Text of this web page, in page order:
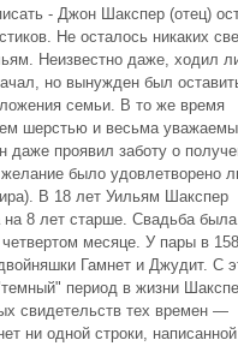
- Джон Шакспер (отец)
Не осталось никаких
Неизвестно даже, ходил
но вынужден был
семьи. В то же время
шерстью и весьма
даже проявил заботу о
было удовлетворено
В 18 лет Уильям Шакспер
8 лет старше. Свадьба была
месяце. У пары в
Гамнет и Джудит. С
период в жизни
свидетельств тех времен —
ни одной строки,